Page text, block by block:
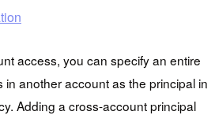
access, you can specify an entire
in another account as the principal in
Adding a cross-account principal